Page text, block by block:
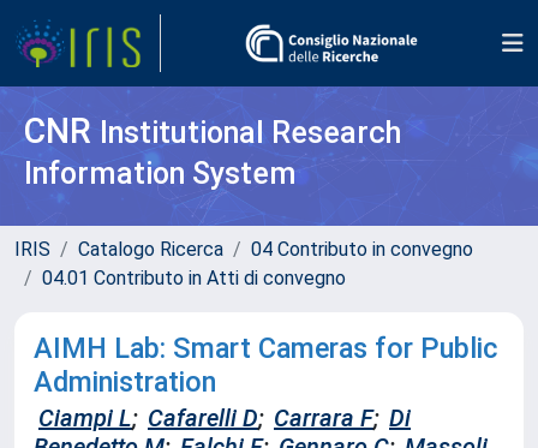
CNR Institutional Research
Information System
IRIS Catalogo Ricerca
04 Contributo in convegno
04.01 Contributo in Atti di convegno
AIMH Lab: Smart Cameras for Public
Administration
Ciampi L; Cafarelli D; Carrara F; Di